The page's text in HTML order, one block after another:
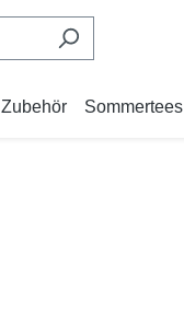
Sommertees